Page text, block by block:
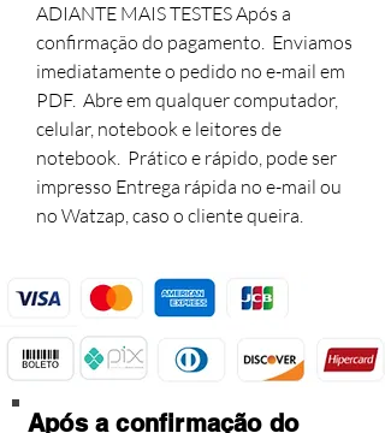
ADIANTE MAIS TESTES Após a
confirmação do pagamento. Enviamos
imediatamente o pedido no e-mail em
PDF. Abre em qualquer computador,
celular, notebook e leitores de
notebook. Prático e rápido, pode ser
impresso Entrega rápida no e-mail ou
no Watzap, caso o cliente queira.
Após a confirmação do